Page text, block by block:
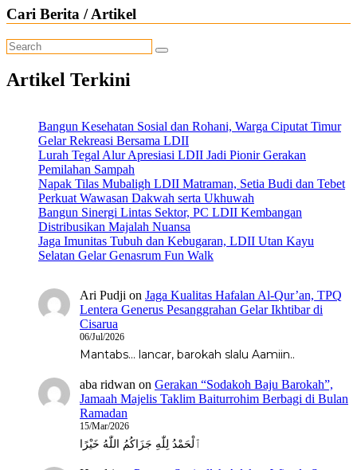
Cari Berita / Artikel
Artikel Terkini
Bangun Kesehatan Sosial dan Rohani, Warga Ciputat Timur
Gelar Rekreasi Bersama LDII
Lurah Tegal Alur Apresiasi LDII Jadi Pionir Gerakan
Pemilahan Sampah
Napak Tilas Mubaligh LDII Matraman, Setia Budi dan Tebet
Perkuat Wawasan Dakwah serta Ukhuwah
Bangun Sinergi Lintas Sektor, PC LDII Kembangan
Distribusikan Majalah Nuansa
Jaga Imunitas Tubuh dan Kebugaran, LDII Utan Kayu
Selatan Gelar Genasrum Fun Walk
Ari Pudji on Jaga Kualitas Hafalan Al-Qur’an, TPQ
Lentera Generus Pesanggrahan Gelar Ikhtibar di
Cisarua
06/Jul/2026
Mantabs... lancar, barokah slalu Aamiin..
aba ridwan on Gerakan “Sodakoh Baju Barokah”,
Jamaah Majelis Taklim Baiturrohim Berbagi di Bulan
Ramadan
15/Mar/2026
ٱلْحَمْدُ لِلّٰهِ جَزَاكُمُ اللّٰهُ خَيْرًا